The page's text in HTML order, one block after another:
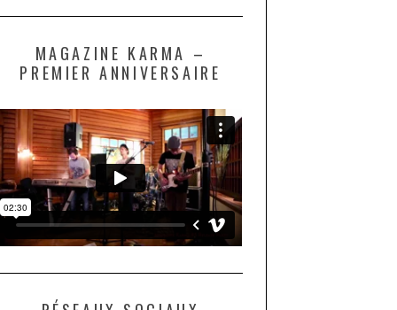
MAGAZINE KARMA –
PREMIER ANNIVERSAIRE